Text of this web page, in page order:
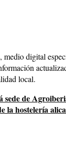
digital
local.
sede de
la hostelería